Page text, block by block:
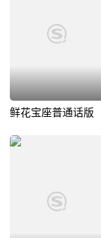
鲜花宝座普通话版